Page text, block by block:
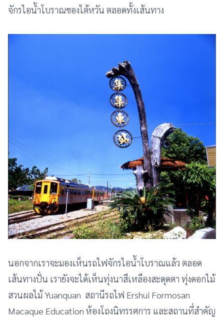
จักรไอน้ำโบราณของไต้หวัน ตลอดทั้งเส้นทาง
นอกจากเราจะมองเห็นรถไฟจักรไอน้ำโบราณแล้ว ตลอด
เส้นทางปั่น เรายังจะได้เห็นทุ่งนาสีเหลืองสะดุดตา ทุ่งดอกไม้
สวนผลไม้ Yuanquan สถานีรถไฟ Ershui Formosan
Macaque Education ห้องโถงนิทรรศการ และสถานที่สำคัญ